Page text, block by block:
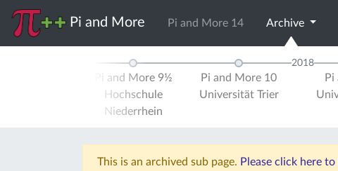
Pi and More Pi and More 14 Archive
Pi and More 9½
Hochschule
Niederrhein
Pi and More 10
Universität Trier
2018
This is an archived sub page. Please click here